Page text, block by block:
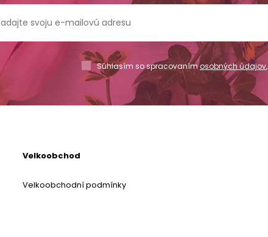
Súhlasím so spracovanímosobných údajov,
Velkoobchod
Velkoobchodní podmínky